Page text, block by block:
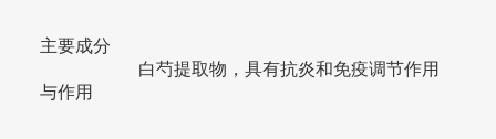
主要成分
与作用
白芍提取物，具有抗炎和免疫调节作用